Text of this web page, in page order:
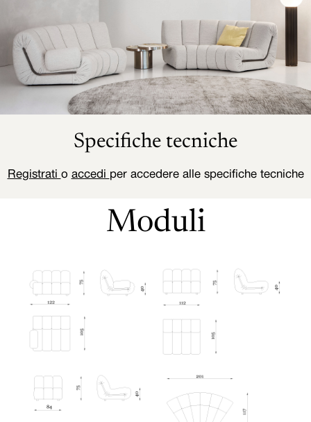
Specifiche tecniche
Registrati o accedi per accedere alle specifiche tecniche
Moduli